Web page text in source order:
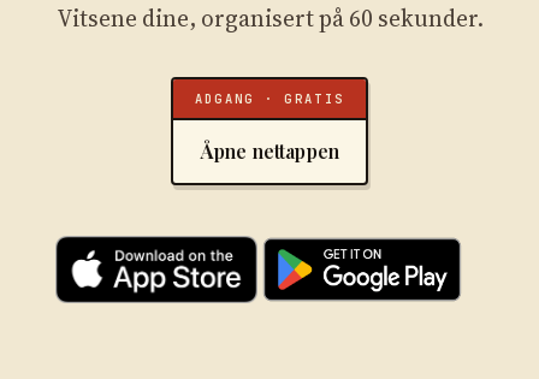
Vitsene dine, organisert på 60 sekunder.
ADGANG · GRATIS
Åpne nettappen